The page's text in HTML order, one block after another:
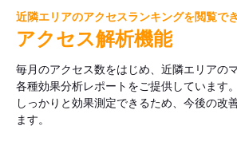
近隣エリアのアクセスランキングを閲覧で
アクセス解析機能
毎月のアクセス数をはじめ、近隣エリアの
各種効果分析レポートをご提供しています。
しっかりと効果測定できるため、今後の改
ます。